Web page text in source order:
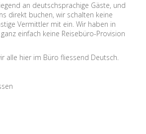
an deutschsprachige Gäste, und
direkt buchen, wir schalten keine
Vermittler mit ein. Wir haben in
einfach keine Reisebüro-Provision
alle hier im Büro fliessend Deutsch.